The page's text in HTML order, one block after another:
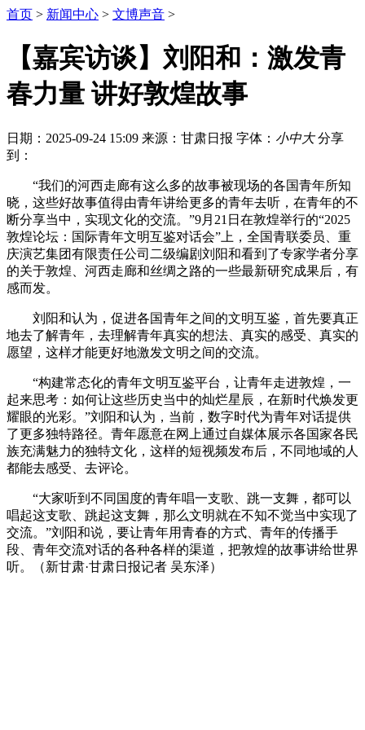
首页 > 新闻中心 > 文博声音 >
【嘉宾访谈】刘阳和：激发青
春力量 讲好敦煌故事
日期：2025-09-24 15:09 来源：甘肃日报 字体： 小中大 分享
到：
“我们的河西走廊有这么多的故事被现场的各国青年所知
晓，这些好故事值得由青年讲给更多的青年去听，在青年的不
断分享当中，实现文化的交流。”9月21日在敦煌举行的“2025
敦煌论坛：国际青年文明互鉴对话会”上，全国青联委员、重
庆演艺集团有限责任公司二级编剧刘阳和看到了专家学者分享
的关于敦煌、河西走廊和丝绸之路的一些最新研究成果后，有
感而发。
刘阳和认为，促进各国青年之间的文明互鉴，首先要真正
地去了解青年，去理解青年真实的想法、真实的感受、真实的
愿望，这样才能更好地激发文明之间的交流。
“构建常态化的青年文明互鉴平台，让青年走进敦煌，一
起来思考：如何让这些历史当中的灿烂星辰，在新时代焕发更
耀眼的光彩。”刘阳和认为，当前，数字时代为青年对话提供
了更多独特路径。青年愿意在网上通过自媒体展示各国家各民
族充满魅力的独特文化，这样的短视频发布后，不同地域的人
都能去感受、去评论。
“大家听到不同国度的青年唱一支歌、跳一支舞，都可以
唱起这支歌、跳起这支舞，那么文明就在不知不觉当中实现了
交流。”刘阳和说，要让青年用青春的方式、青年的传播手
段、青年交流对话的各种各样的渠道，把敦煌的故事讲给世界
听。（新甘肃·甘肃日报记者 吴东泽）